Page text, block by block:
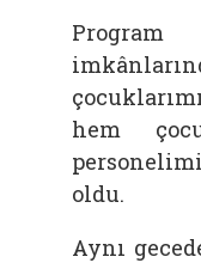
hem
oldu.
Aynı